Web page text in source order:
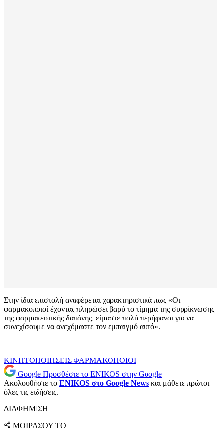
Στην ίδια επιστολή αναφέρεται χαρακτηριστικά πως «Οι
φαρμακοποιοί έχοντας πληρώσει βαρύ το τίμημα της συρρίκνωσης
της φαρμακευτικής δαπάνης, είμαστε πολύ περήφανοι για να
συνεχίσουμε να ανεχόμαστε τον εμπαιγμό αυτό».
ΚΙΝΗΤΟΠΟΙΗΣΕΙΣ ΦΑΡΜΑΚΟΠΟΙΟΙ
Google Προσθέστε το ENIKOS στην Google
Ακολουθήστε το ENIKOS στο Google News και μάθετε πρώτοι
όλες τις ειδήσεις.
ΔΙΑΦΗΜΙΣΗ
ΜΟΙΡΑΣΟΥ ΤΟ